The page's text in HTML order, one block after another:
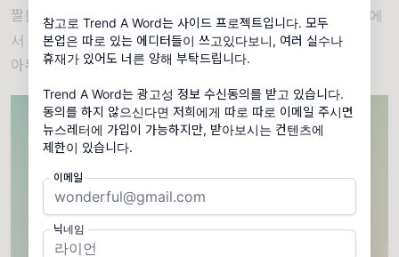
참고로 Trend A Word는 사이드 프로젝트입니다. 모두
본업은 따로 있는 에디터들이 쓰고있다보니, 여러 실수나
휴재가 있어도 너른 양해 부탁드립니다.
Trend A Word는 광고성 정보 수신동의를 받고 있습니다.
동의를 하지 않으신다면 저희에게 따로 따로 이메일 주시면
뉴스레터에 가입이 가능하지만, 받아보시는 컨텐츠에
제한이 있습니다.
이메일
닉네임
짤들 간의 일관성은 떨어져 보이지만 모두 깔끼하다는 점에
서 공통점을 지니고 있다.
아무튼 그렇다.